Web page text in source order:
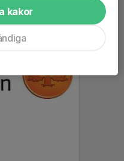
kakor